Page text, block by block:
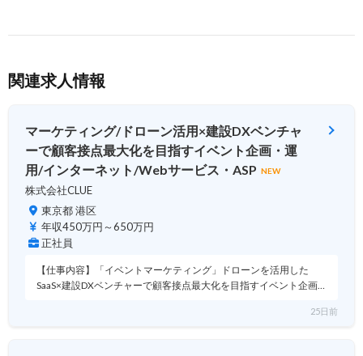
関連求人情報
マーケティング/ドローン活用×建設DXベンチャ
ーで顧客接点最大化を目指すイベント企画・運
用/インターネット/Webサービス・ASP NEW
株式会社CLUE
東京都 港区
年収450万円～650万円
正社員
【仕事内容】「イベントマーケティング」ドローンを活用した
SaaS×建設DXベンチャーで顧客接点最大化を目指すイベント企画…
25日前